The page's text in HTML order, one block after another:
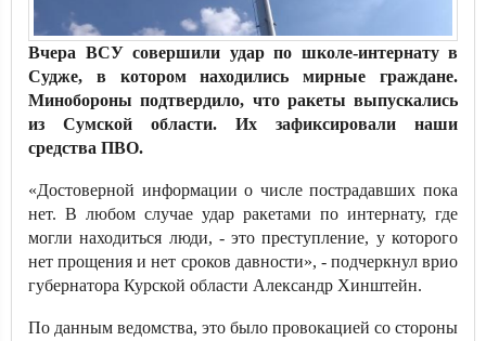
Вчера ВСУ совершили удар по школе-интернату в
Судже, в котором находились мирные граждане.
Минобороны подтвердило, что ракеты выпускались
из Сумской области. Их зафиксировали наши
средства ПВО.
«Достоверной информации о числе пострадавших пока
нет. В любом случае удар ракетами по интернату, где
могли находиться люди, - это преступление, у которого
нет прощения и нет сроков давности», - подчеркнул врио
губернатора Курской области Александр Хинштейн.
По данным ведомства, это было провокацией со стороны